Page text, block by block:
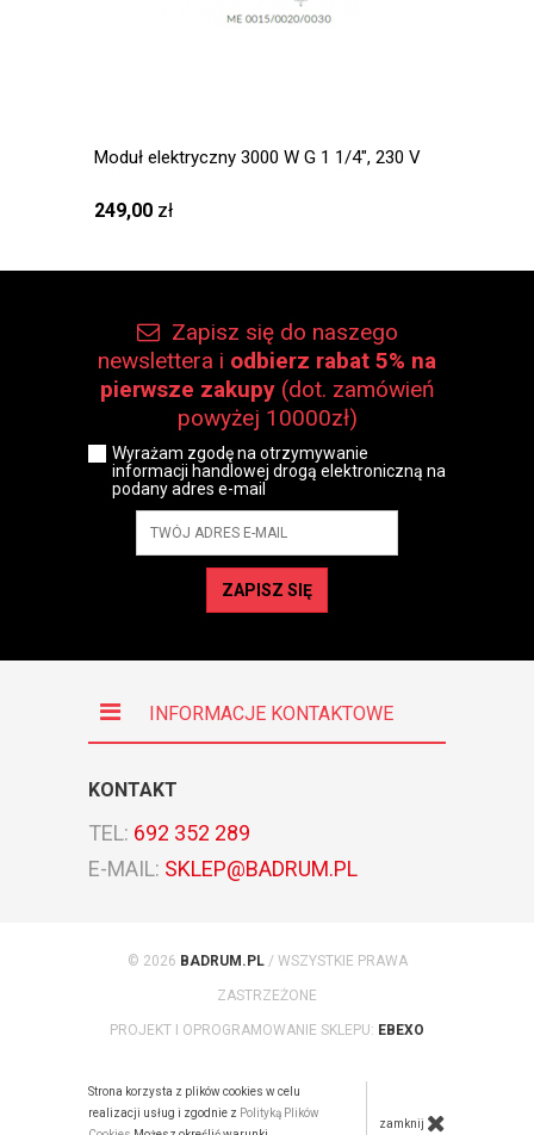
Moduł elektryczny 3000 W G 1 1/4″, 230 V
249,00 zł
Zapisz się do naszego
newslettera i odbierz rabat 5% na
pierwsze zakupy (dot. zamówień
powyżej 10000zł)
Wyrażam zgodę na otrzymywanie
informacji handlowej drogą elektroniczną na
podany adres e-mail
ZAPISZ SIĘ
INFORMACJE KONTAKTOWE
KONTAKT
TEL: 692 352 289
E-MAIL: SKLEP@BADRUM.PL
© 2026 BADRUM.PL/ WSZYSTKIE PRAWA
ZASTRZEŻONE
PROJEKT I OPROGRAMOWANIE SKLEPU: EBEXO
Strona korzysta z plików cookies w celu
realizacji usług i zgodnie z Polityką Plików
zamknij